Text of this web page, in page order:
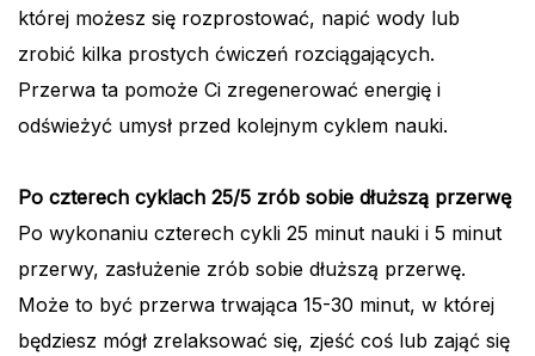
której możesz się rozprostować, napić wody lub
zrobić kilka prostych ćwiczeń rozciągających.
Przerwa ta pomoże Ci zregenerować energię i
odświeżyć umysł przed kolejnym cyklem nauki.
Po czterech cyklach 25/5 zrób sobie dłuższą przerwę
Po wykonaniu czterech cykli 25 minut nauki i 5 minut
przerwy, zasłużenie zrób sobie dłuższą przerwę.
Może to być przerwa trwająca 15-30 minut, w której
będziesz mógł zrelaksować się, zjeść coś lub zająć się